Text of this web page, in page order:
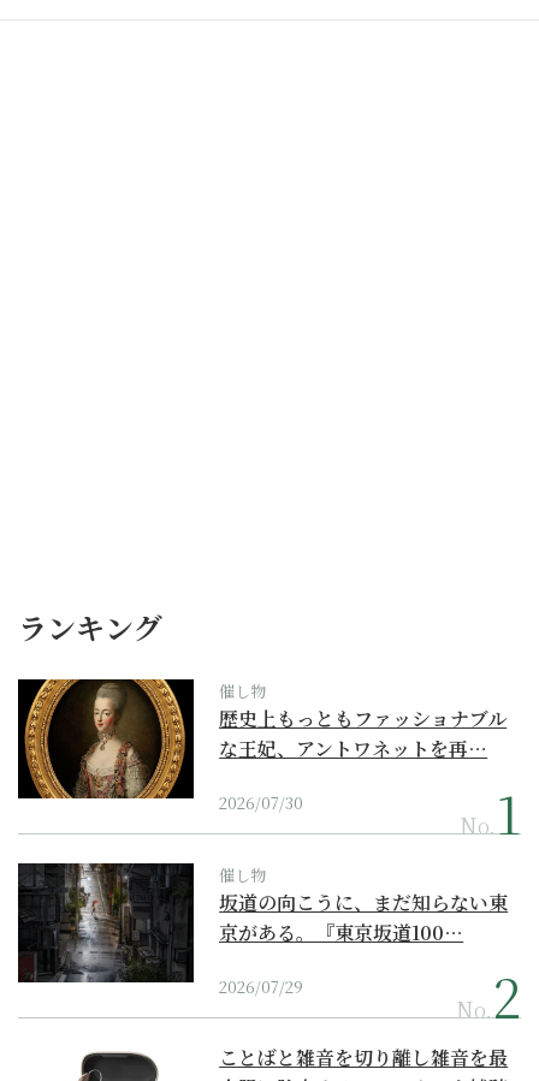
ランキング
催し物
歴史上もっともファッショナブル
な王妃、アントワネットを再…
2026/07/30
No.
催し物
坂道の向こうに、まだ知らない東
京がある。『東京坂道100…
2026/07/29
No.
ことばと雑音を切り離し雑音を最